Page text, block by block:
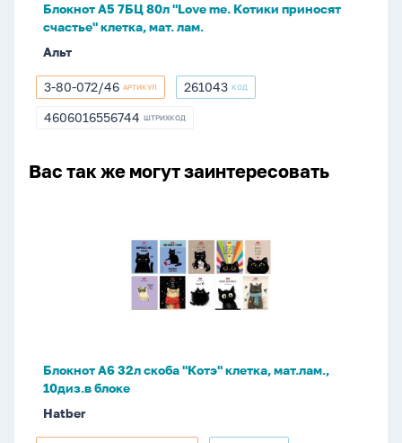
счастье"
клетка,
мат.
лам.
Блокнот А5 7БЦ 80л "Love me. Котики приносят
счастье" клетка, мат. лам.
Альт
3-
80-
3-80-072/46 АРТИКУЛ 261043
261043 КОД
4606016556744
4606016556744 ШТРИХКОД
Вас так же могут заинтересовать
блоке
Блокнот А6 32л скоба "Котэ" клетка, мат.лам.,
10диз.в блоке
Hatber